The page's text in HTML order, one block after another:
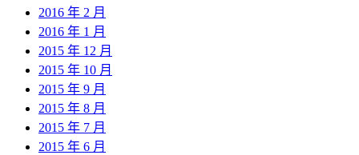
2016 年 2 月
2016 年 1 月
2015 年 12 月
2015 年 10 月
2015 年 9 月
2015 年 8 月
2015 年 7 月
2015 年 6 月